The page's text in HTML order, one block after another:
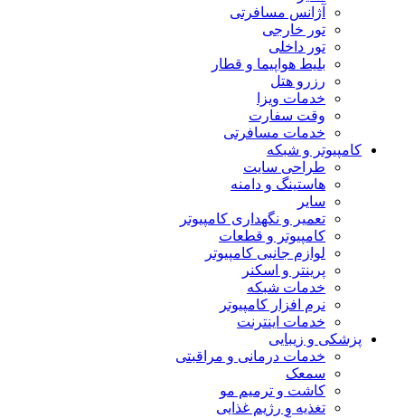
آژانس مسافرتی
تور خارجی
تور داخلی
بلیط هواپیما و قطار
رزرو هتل
خدمات ویزا
وقت سفارت
خدمات مسافرتی
کامپیوتر و شبکه
طراحی سایت
هاستینگ و دامنه
سایر
تعمیر و نگهداری کامپیوتر
کامپیوتر و قطعات
لوازم جانبی کامپیوتر
پرینتر و اسکنر
خدمات شبکه
نرم افزار کامپیوتر
خدمات اینترنت
پزشکی و زیبایی
خدمات درمانی و مراقبتی
سمعک
کاشت و ترمیم مو
تغذیه و رژیم غذایی